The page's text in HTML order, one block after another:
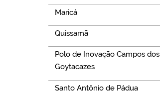
Maricá
Quissamã
Polo de Inovação Campos dos
Goytacazes
Santo Antônio de Pádua